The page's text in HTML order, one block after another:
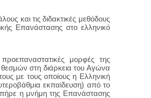
και τις διδακτικές μεθόδους
Επανάστασης στο ελληνικό
μορφές της
στη διάρκεια του Αγώνα
με τους οποίους η Ελληνική
εκπαίδευση) από το
πήρε η μνήμη της Επανάστασης